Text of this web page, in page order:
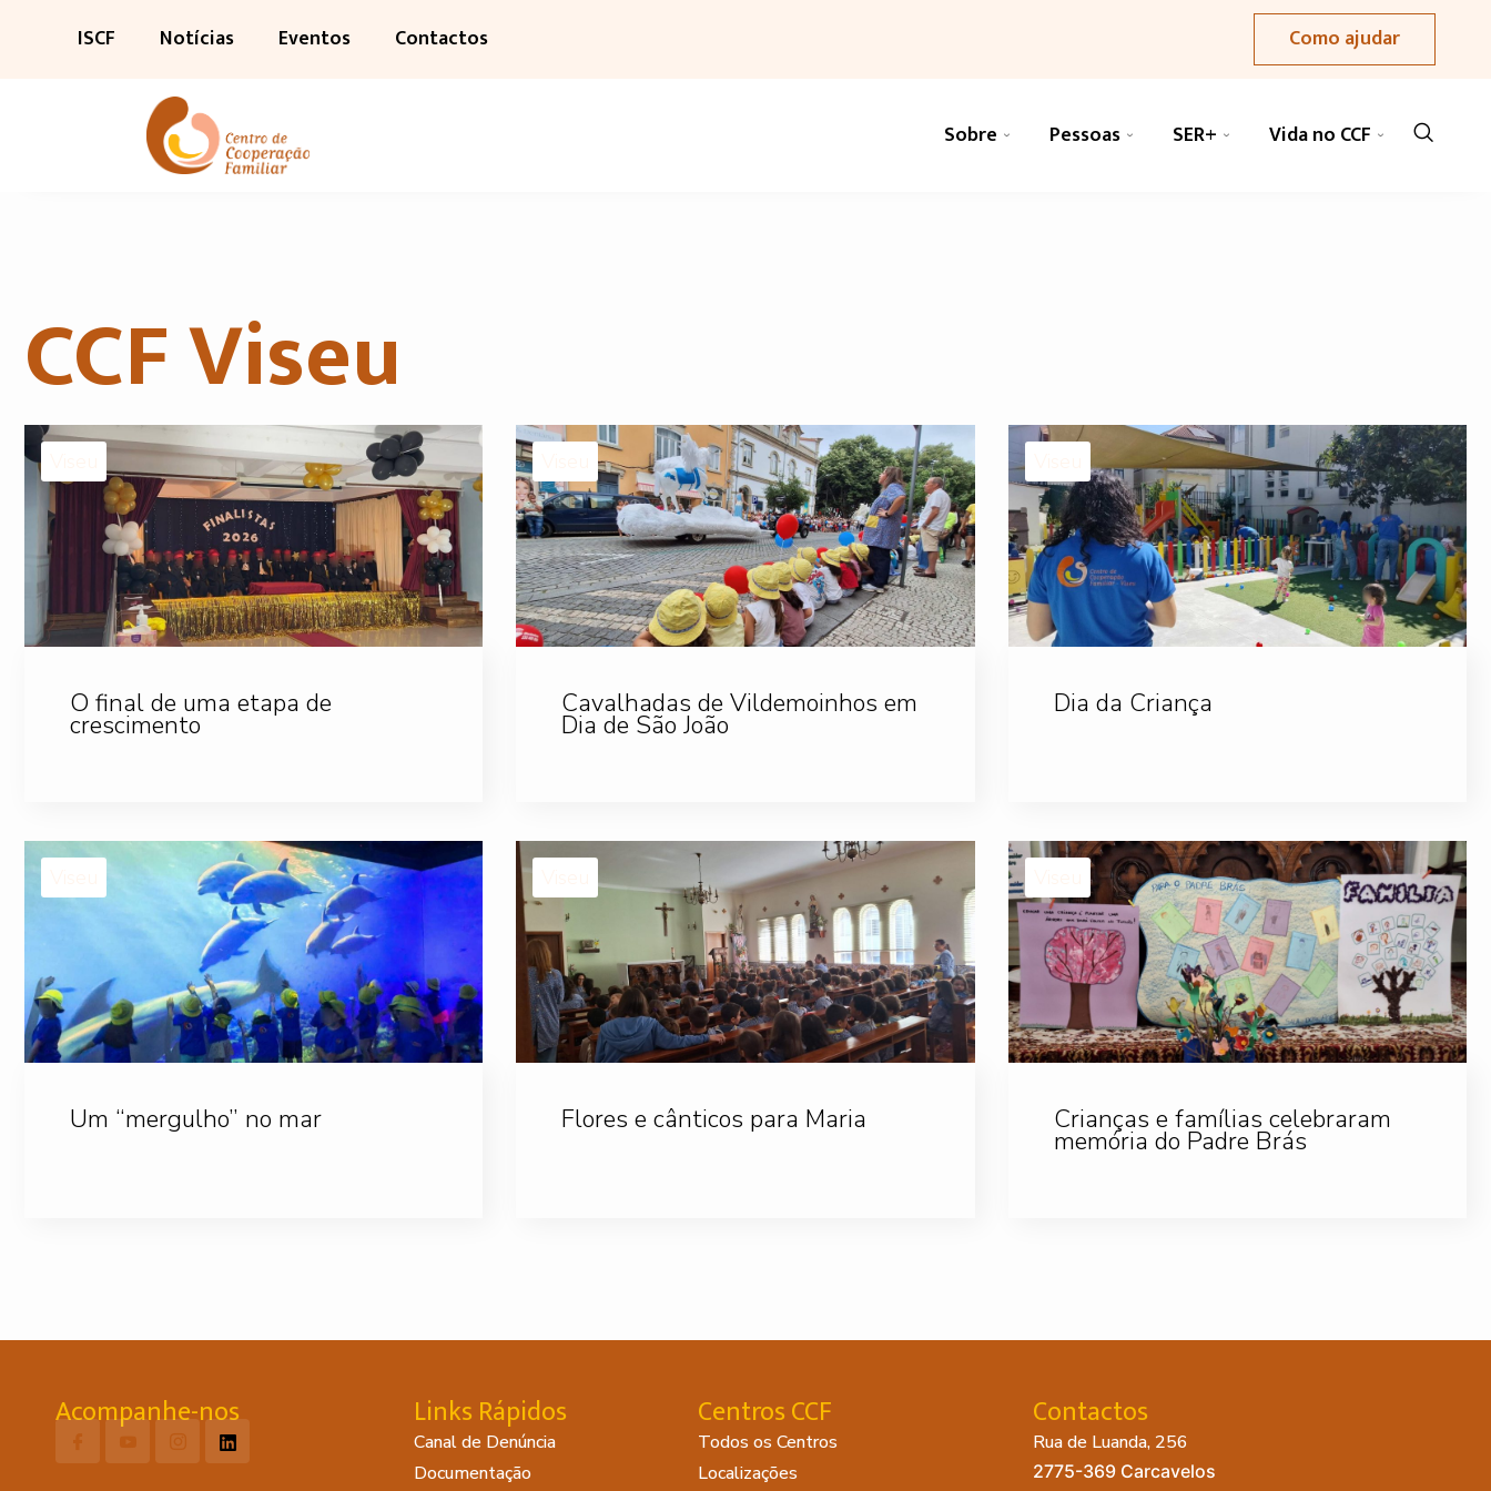
ISCF Notícias Eventos Contactos Como ajudar
Sobre Pessoas SER+ Vida no CCF
CCF Viseu
O final de uma etapa de
crescimento
Cavalhadas de Vildemoinhos em
Dia de São João
Dia da Criança
Um “mergulho” no mar Flores e cânticos para Maria Crianças e famílias celebraram
memória do Padre Brás
Acompanhe-nos Links Rápidos
Canal de Denúncia
Documentação
Centros CCF
Todos os Centros
Localizações
Contactos
Rua de Luanda, 256
2775-369 Carcavelos